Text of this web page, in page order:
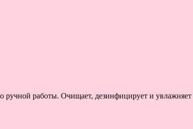
работы. Очищает, дезинфицирует и